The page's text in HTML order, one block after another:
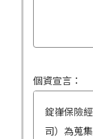
個資宣言：
錠嵂保險
司）為蒐